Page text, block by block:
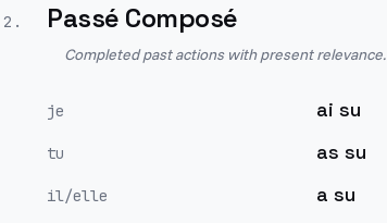
2 . Passé Composé
Completed past actions with present relevance.
je ai su
tu as su
il/elle a su